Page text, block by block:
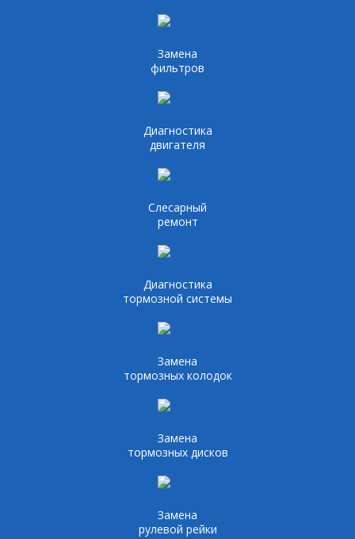
Замена
фильтров
Диагностика
двигателя
Слесарный
ремонт
Диагностика
тормозной системы
Замена
тормозных колодок
Замена
тормозных дисков
Замена
рулевой рейки